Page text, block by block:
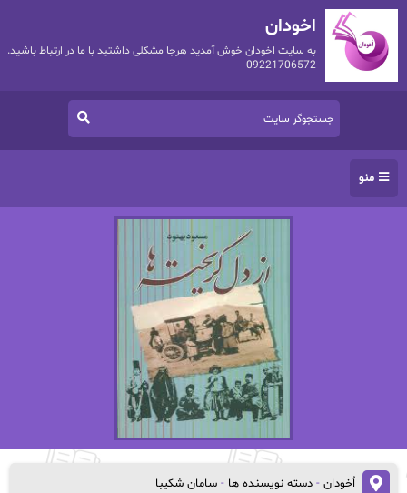
اخودان
به سایت اخودان خوش آمدید هرجا مشکلی داشتید با ما در ارتباط باشید.
09221706572
منو
اُخودان- دسته نویسنده ها - سامان شکیبا